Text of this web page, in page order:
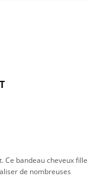
Ce bandeau cheveux fille
de nombreuses